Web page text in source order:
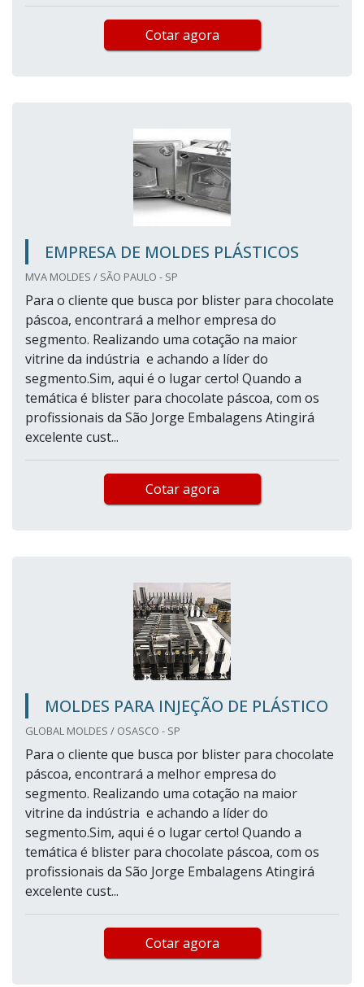
Cotar agora
EMPRESA DE MOLDES PLÁSTICOS
MVA MOLDES / SÃO PAULO - SP
Para o cliente que busca por blister para chocolate
páscoa, encontrará a melhor empresa do
segmento. Realizando uma cotação na maior
vitrine da indústria e achando a líder do
segmento.Sim, aqui é o lugar certo! Quando a
temática é blister para chocolate páscoa, com os
profissionais da São Jorge Embalagens Atingirá
excelente cust...
Cotar agora
MOLDES PARA INJEÇÃO DE PLÁSTICO
GLOBAL MOLDES / OSASCO - SP
Para o cliente que busca por blister para chocolate
páscoa, encontrará a melhor empresa do
segmento. Realizando uma cotação na maior
vitrine da indústria e achando a líder do
segmento.Sim, aqui é o lugar certo! Quando a
temática é blister para chocolate páscoa, com os
profissionais da São Jorge Embalagens Atingirá
excelente cust...
Cotar agora